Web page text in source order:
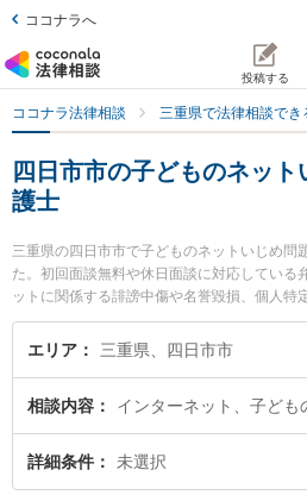
ココナラへ
投稿する
ココナラ法律相談 三重県で法律相談でき
四日市市の子どものネッ
護士
三重県の四日市市で子どものネットいじめ問
た。初回面談無料や休日面談に対応している
ットに関係する誹謗中傷や名誉毀損、個人特
索もでき便利です。特に杉岡法律事務所の杉
事務所の加藤 勇弁護士、四日市SG法律事務
い』『子どものネットいじめ問題のトラブル
検索したい』『初回相談無料で子どものネッ
日市市内の弁護士に相談予約したい』などで
エリア 三重県、四日市市
相談内容 インターネット、子ども
詳細条件 未選択